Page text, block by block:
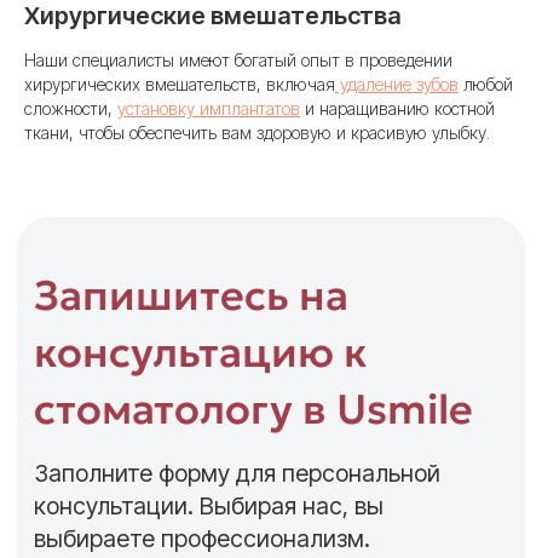
Хирургические вмешательства
Наши специалисты имеют богатый опыт в проведении
хирургических вмешательств, включая удаление зубов любой
сложности, установку имплантатов и наращиванию костной
ткани, чтобы обеспечить вам здоровую и красивую улыбку.